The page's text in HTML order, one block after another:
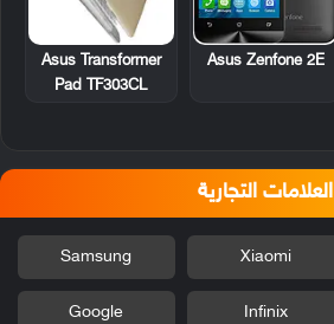
Asus Zenfone 2E
Asus Transformer
Pad TF303CL
العلامات التجارية
Xiaomi
Samsung
Infinix
Google